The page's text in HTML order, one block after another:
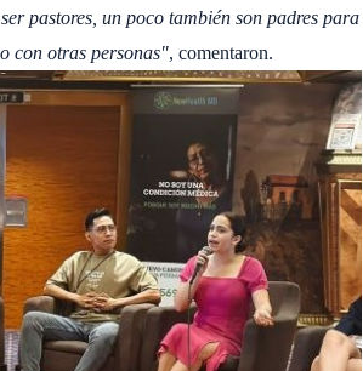
pastores, un poco también son padres para
con otras personas", comentaron.